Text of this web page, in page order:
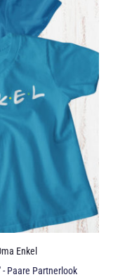
Enkel
- Paare Partnerlook